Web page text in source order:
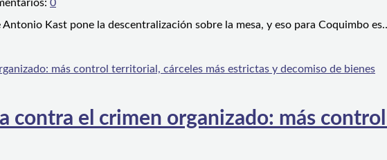
0
Kast pone la descentralización sobre la mesa, y eso para Coquimbo
contra el crimen organizado: más